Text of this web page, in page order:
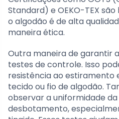
Standard) e OEKO-TEX
o algodão é de alta
maneira ética.
Outra maneira de garantir
testes de controle. Isso
resistência ao estiramento
tecido ou fio de algodão.
observar a uniformidade
desbotamento,